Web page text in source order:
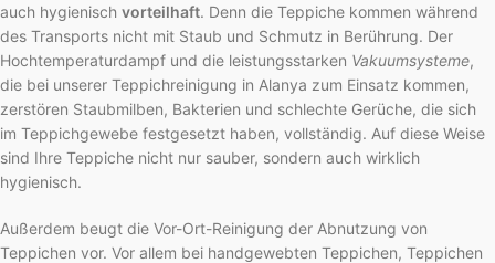
auch hygienisch vorteilhaft. Denn die Teppiche kommen während
des Transports nicht mit Staub und Schmutz in Berührung. Der
Hochtemperaturdampf und die leistungsstarken Vakuumsysteme,
die bei unserer Teppichreinigung in Alanya zum Einsatz kommen,
zerstören Staubmilben, Bakterien und schlechte Gerüche, die sich
im Teppichgewebe festgesetzt haben, vollständig. Auf diese Weise
sind Ihre Teppiche nicht nur sauber, sondern auch wirklich
hygienisch.
Außerdem beugt die Vor-Ort-Reinigung der Abnutzung von
Teppichen vor. Vor allem bei handgewebten Teppichen, Teppichen